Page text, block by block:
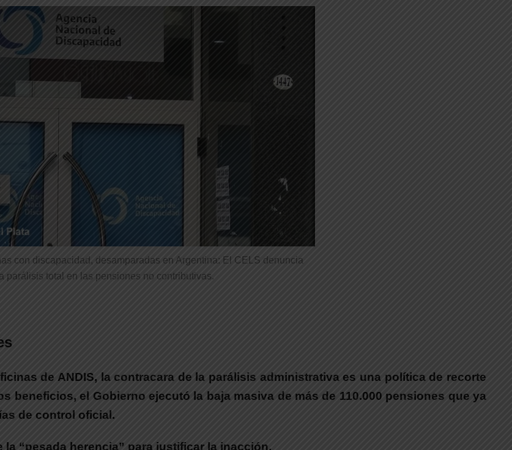
con discapacidad, desamparadas en Argentina: El CELS denuncia
parálisis total en las pensiones no contributivas.
de ANDIS, la contracara de la parálisis administrativa es una política de recorte
beneficios, el Gobierno ejecutó la baja masiva de más de 110.000 pensiones que ya
de control oficial.
“pesada herencia” para justificar la inacción.